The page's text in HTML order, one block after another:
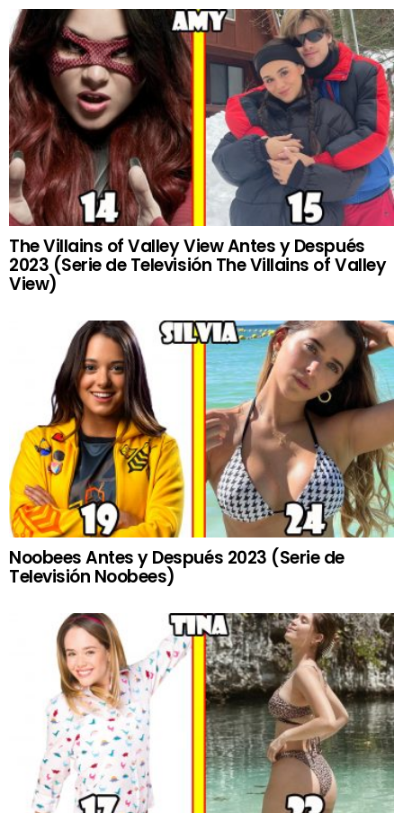
The Villains of Valley View Antes y Después
2023 (Serie de Televisión The Villains of Valley
View)
Noobees Antes y Después 2023 (Serie de
Televisión Noobees)